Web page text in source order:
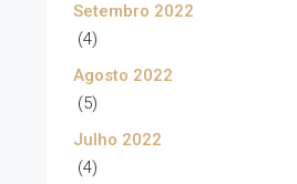
Setembro 2022
(4)
Agosto 2022
(5)
Julho 2022
(4)